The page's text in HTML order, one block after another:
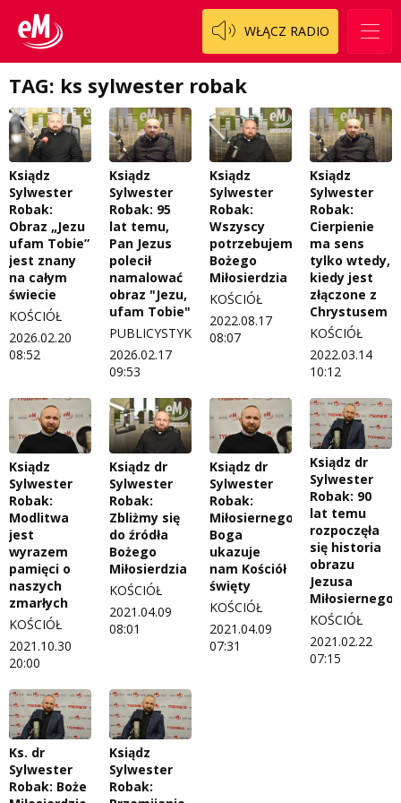
WŁĄCZ RADIO
Pacjent, którego nie zapomnę
Pasjonaci
Piąta strona świata
Prawdę mówiąc
Słowo Dnia
Tak wierzę
Weekend z blondynką
W starych Kielcach
Wszystko w temacie
Logo do pobrania
Regulamin konkursów
Regulamin przesyłania materiałów
Regulamin sklepu internetowego
Regulamin darowizn
Regulamin konkursu Zwierzak naszej klasy
Polityka prywatności
ZNAJDZIESZ NAS TAKŻE NA
TAG: ks sylwester robak
Ksiądz
Sylwester
Robak:
Obraz „Jezu
ufam Tobie”
jest znany
na całym
świecie
KOŚCIÓŁ
2026.02.20
08:52
Ksiądz
Sylwester
Robak: 95
lat temu,
Pan Jezus
polecił
namalować
obraz "Jezu,
ufam Tobie"
PUBLICYSTYKA
2026.02.17
09:53
Ksiądz
Sylwester
Robak:
Wszyscy
potrzebujemy
Bożego
Miłosierdzia
KOŚCIÓŁ
2022.08.17
08:07
Ksiądz
Sylwester
Robak:
Cierpienie
ma sens
tylko wtedy,
kiedy jest
złączone z
Chrystusem
KOŚCIÓŁ
2022.03.14
10:12
Ksiądz
Sylwester
Robak:
Modlitwa
jest
wyrazem
pamięci o
naszych
zmarłych
KOŚCIÓŁ
2021.10.30
20:00
Ksiądz dr
Sylwester
Robak:
Zbliżmy się
do źródła
Bożego
Miłosierdzia
KOŚCIÓŁ
2021.04.09
08:01
Ksiądz dr
Sylwester
Robak:
Miłosiernego
Boga
ukazuje
nam Kościół
święty
KOŚCIÓŁ
2021.04.09
07:31
Ksiądz dr
Sylwester
Robak: 90
lat temu
rozpoczęła
się historia
obrazu
Jezusa
Miłosiernego
KOŚCIÓŁ
2021.02.22
07:15
Ks. dr
Sylwester
Robak: Boże
Ksiądz
Sylwester
Robak: